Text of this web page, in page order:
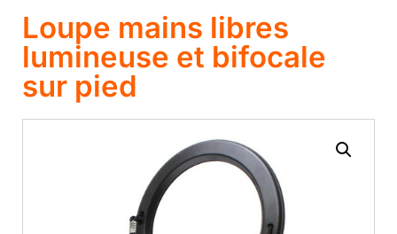
Loupe mains libres
lumineuse et bifocale
sur pied